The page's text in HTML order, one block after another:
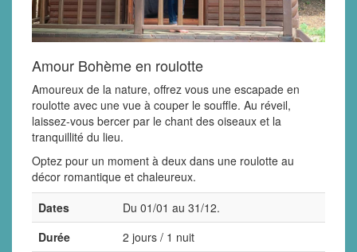
Amour Bohème en roulotte
Amoureux de la nature, offrez vous une escapade en
roulotte avec une vue à couper le souffle. Au réveil,
laissez-vous bercer par le chant des oiseaux et la
tranquillité du lieu.
Optez pour un moment à deux dans une roulotte au
décor romantique et chaleureux.
Dates
Du 01/01 au 31/12.
Durée
2 jours / 1 nuit